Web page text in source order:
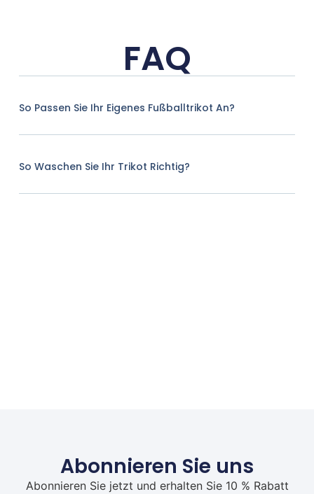
FAQ
So Passen Sie Ihr Eigenes Fußballtrikot An?
So Waschen Sie Ihr Trikot Richtig?
Abonnieren Sie uns
Abonnieren Sie jetzt und erhalten Sie 10 % Rabatt